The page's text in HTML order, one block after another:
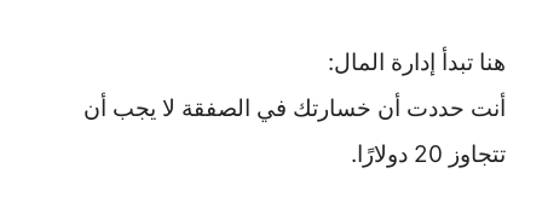
هنا تبدأ إدارة المال:
أنت حددت أن خسارتك في الصفقة لا يجب أن
تتجاوز 20 دولارًا.